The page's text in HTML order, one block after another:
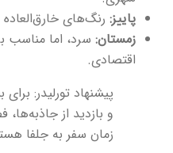
پاییز: رنگ‌های
زمستان: سرد، اما مناسب
اقتصادی.
پیشنهاد تورلیدر:
و بازدید از جاذبه‌ها،
زمان سفر به جلفا